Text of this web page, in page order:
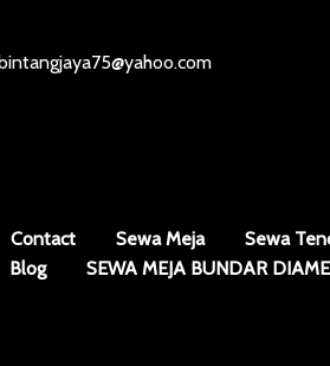
Contact Sewa Meja Sewa
Blog SEWA MEJA BUNDAR